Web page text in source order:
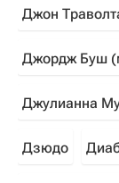
Джон
Джордж Буш
Джулианна
Дзюдо